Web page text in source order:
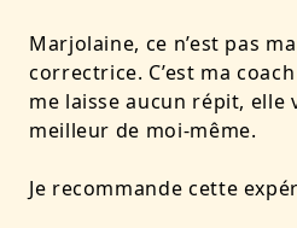
Marjolaine, ce n’est pas
correctrice. C’est ma
me laisse aucun répit, elle
meilleur de moi-même.
Je recommande cette